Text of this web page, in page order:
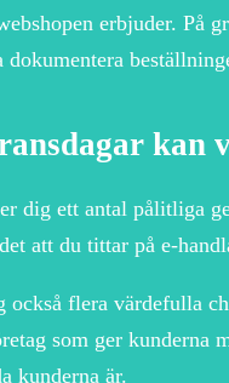
erbjuder. På
dokumentera
kan
dig ett antal pålitliga
att du tittar på e-
också flera värdefulla
som ger kunderna
kunderna är.